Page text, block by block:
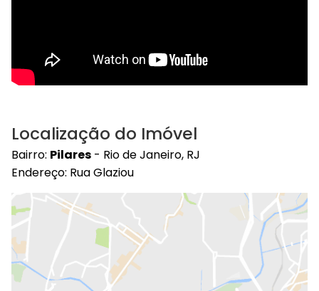
Localização do Imóvel
Bairro: Pilares - Rio de Janeiro, RJ
Endereço: Rua Glaziou